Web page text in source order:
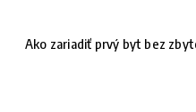
Ako zariadiť prvý byt bez